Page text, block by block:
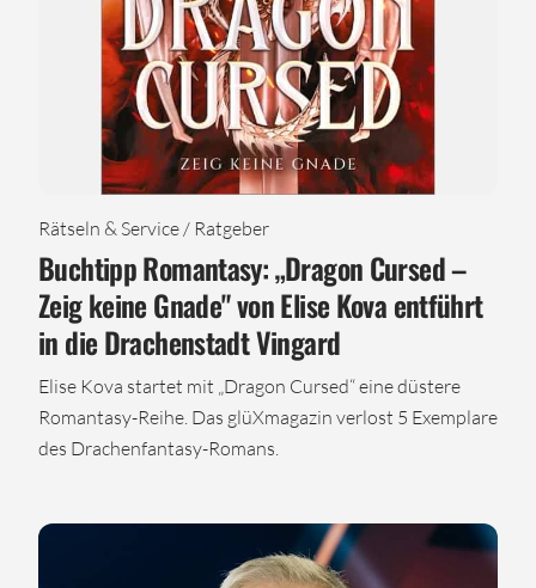
Rätseln & Service / Ratgeber
Buchtipp Romantasy: „Dragon Cursed –
Zeig keine Gnade" von Elise Kova entführt
in die Drachenstadt Vingard
Elise Kova startet mit „Dragon Cursed“ eine düstere
Romantasy-Reihe. Das glüXmagazin verlost 5 Exemplare
des Drachenfantasy-Romans.